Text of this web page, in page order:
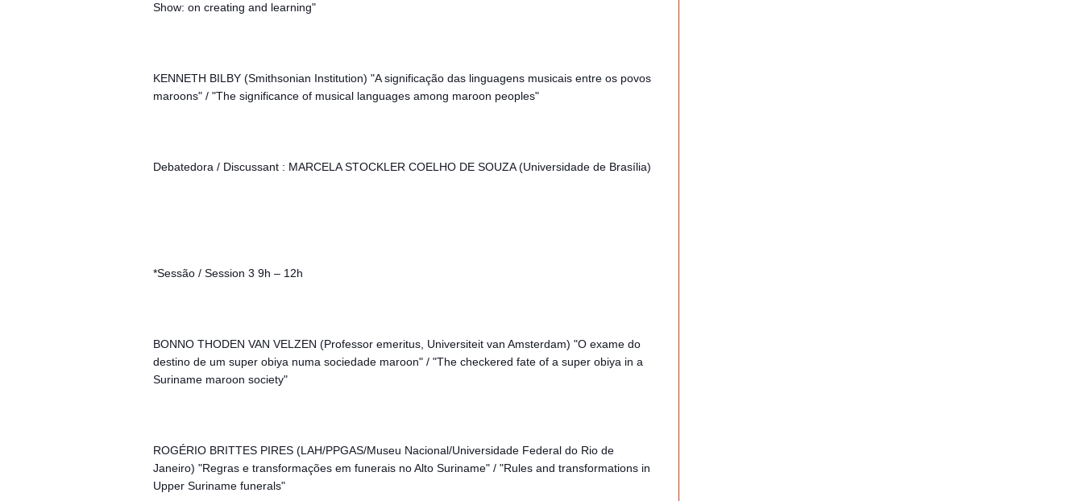
Show: on creating and learning"
KENNETH BILBY (Smithsonian Institution) "A significação das linguagens musicais entre os povos
maroons" / "The significance of musical languages among maroon peoples"
Debatedora / Discussant : MARCELA STOCKLER COELHO DE SOUZA (Universidade de Brasília)
*Sessão / Session 3 9h – 12h
BONNO THODEN VAN VELZEN (Professor emeritus, Universiteit van Amsterdam) "O exame do
destino de um super obiya numa sociedade maroon" / "The checkered fate of a super obiya in a
Suriname maroon society"
ROGÉRIO BRITTES PIRES (LAH/PPGAS/Museu Nacional/Universidade Federal do Rio de
Janeiro) "Regras e transformações em funerais no Alto Suriname" / "Rules and transformations in
Upper Suriname funerals"